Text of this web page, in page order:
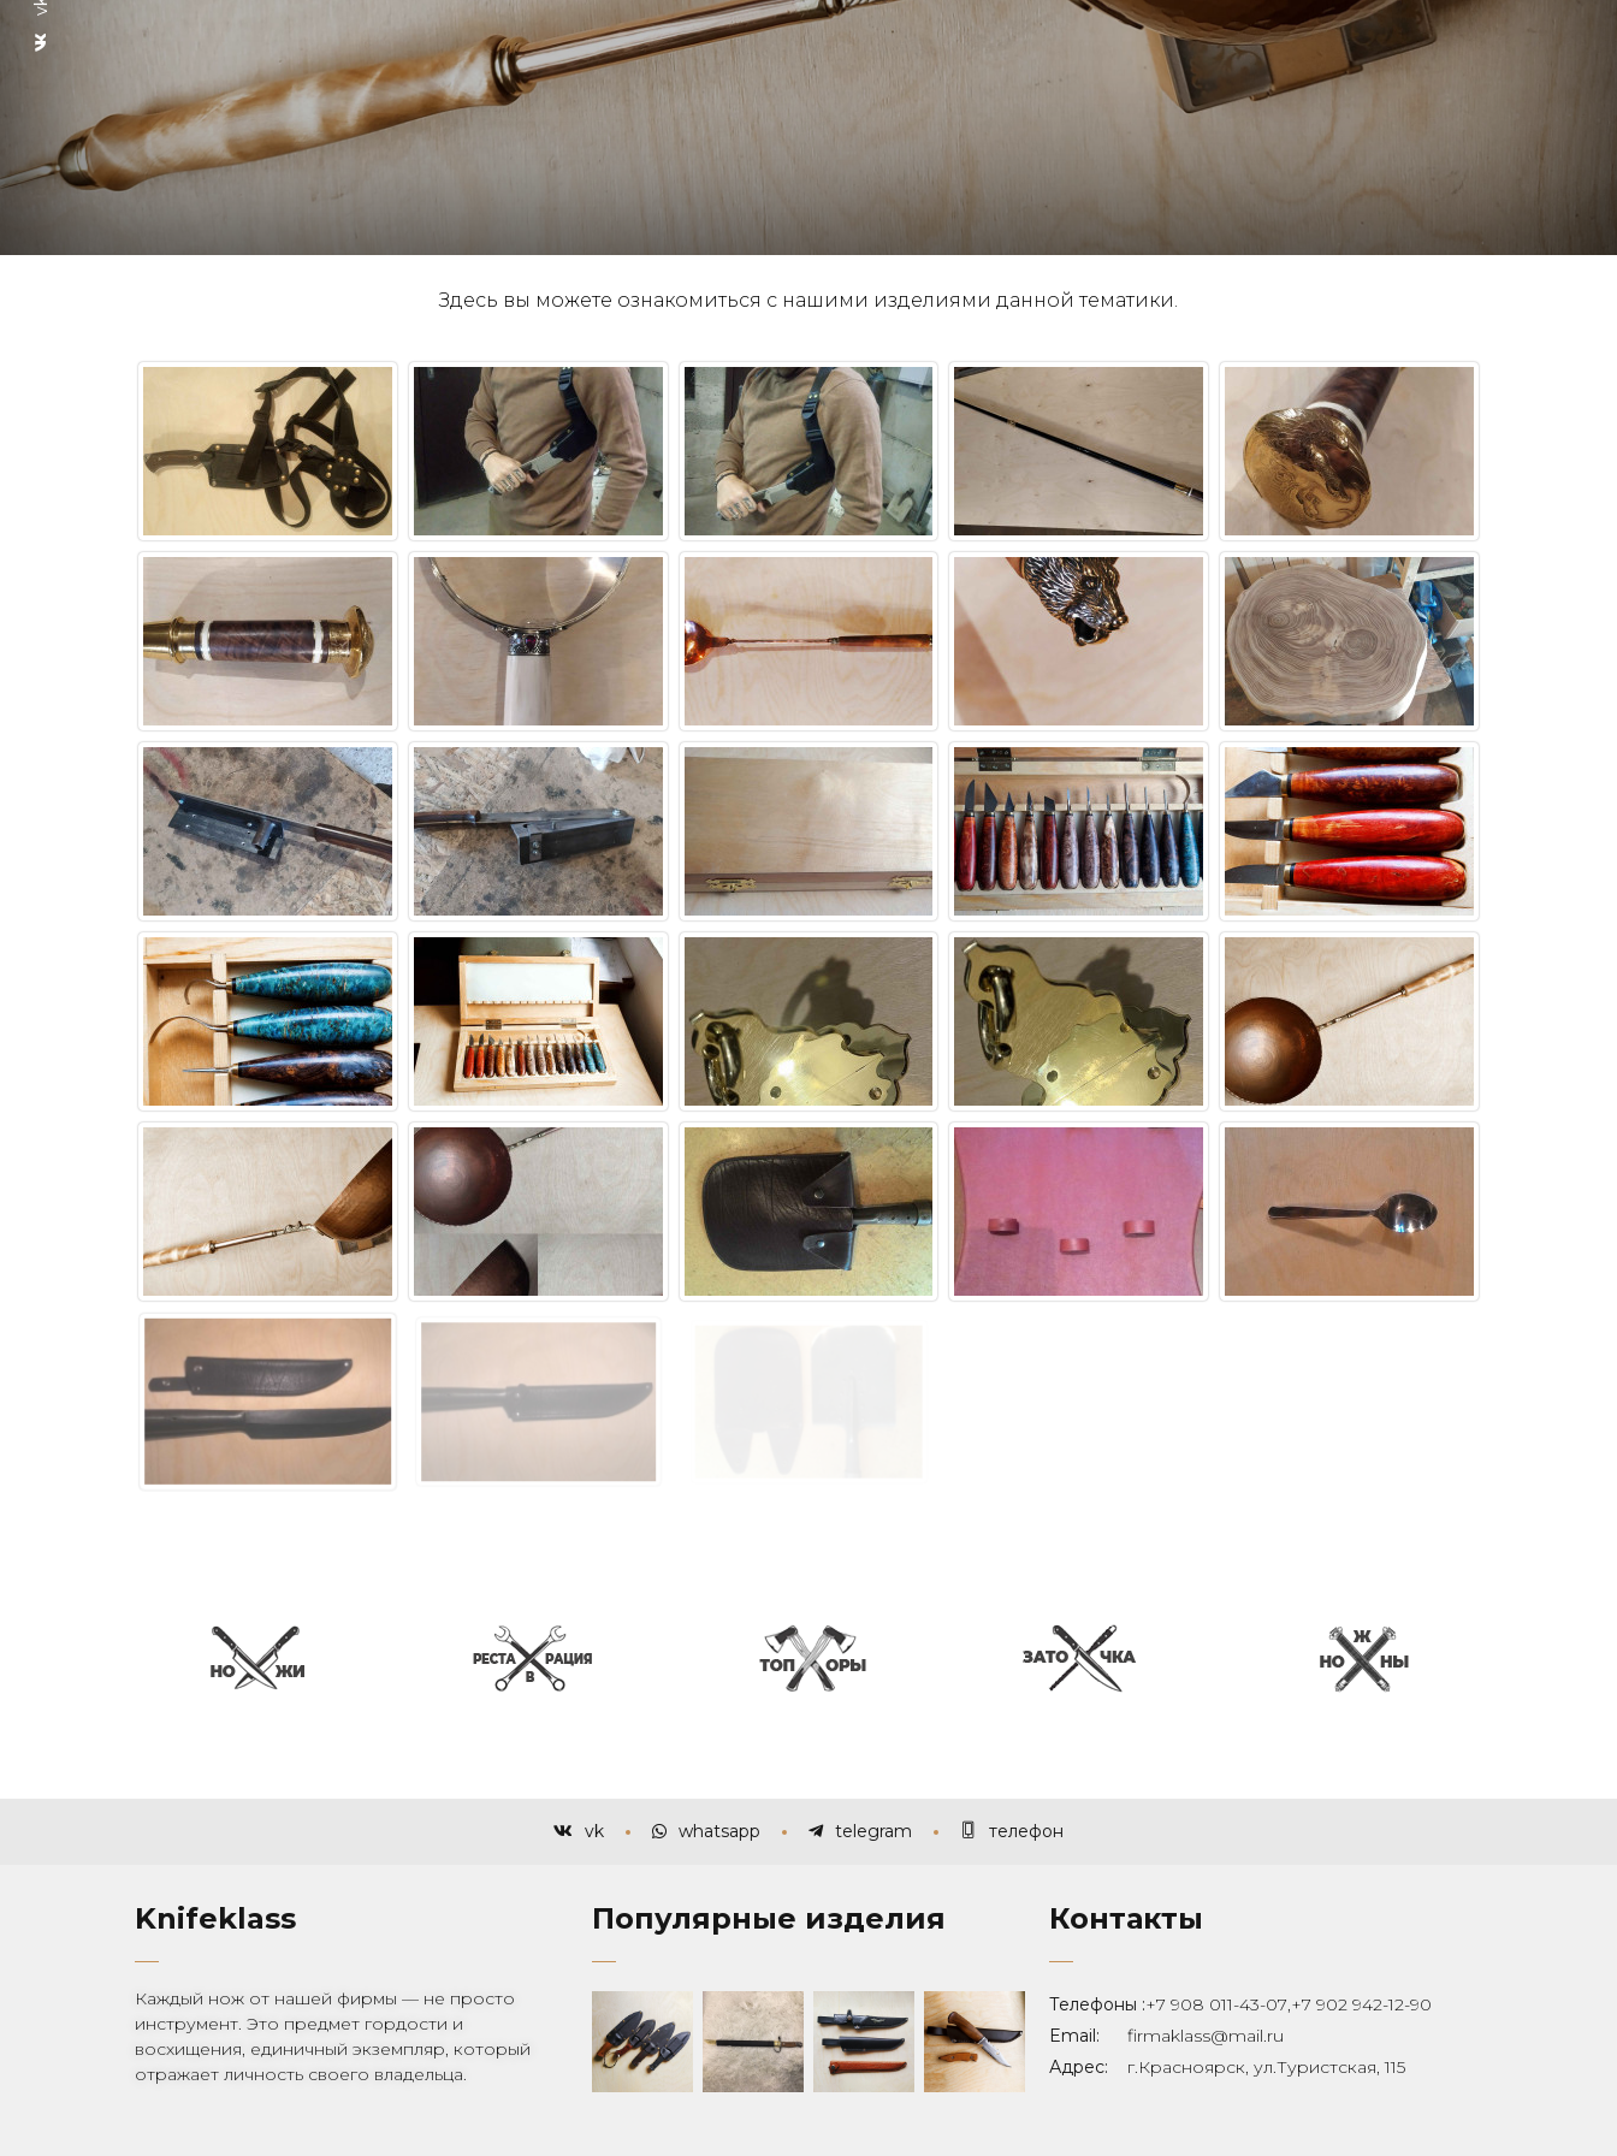
vk
Здесь вы можете ознакомиться с нашими изделиями данной тематики.
vk whatsapp telegram телефон
Knifeklass
Каждый нож от нашей фирмы — не просто
инструмент. Это предмет гордости и
восхищения, единичный экземпляр, который
отражает личность своего владельца.
Популярные изделия Контакты
Телефоны :+7 908 011-43-07,+7 902 942-12-90
Email:
firmaklass@mail.ru
Адрес:
г.Красноярск, ул.Туристская, 115